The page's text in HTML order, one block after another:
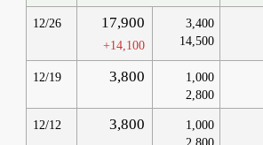
12/26 17,900
+14,100
3,400
14,500
12/19 3,800
1,000
2,800
12/12 3,800
1,000